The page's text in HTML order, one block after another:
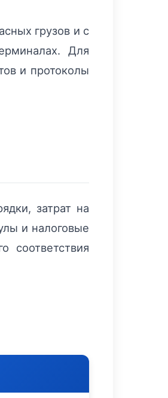
грузов и с
Для
и протоколы
затрат на
и налоговые
соответствия